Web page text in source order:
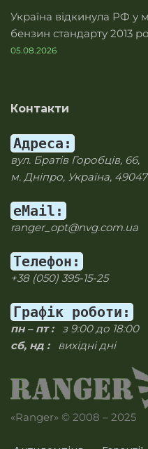
Україна відкинула РФ у
бензин стандарту 2013
05.08.2026
Контакти
Адреса:
вул. Братів Горобців, 66,
м. Дніпро, Україна, 49047
eMail:
ranger_opt@nvg.com.ua
Телефон:
+38 (050) 395-15-25
Графік роботи:
пн – пт :з 9:00 до 18:00
сб, нд :вихідні дні
«Ranger» © 2008 – 2025